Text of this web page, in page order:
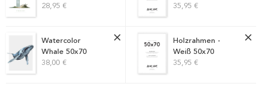
28,95 €
35,95 €
Watercolor
Whale 50x70
38,00 €
Holzrahmen -
Weiß 50x70
35,95 €